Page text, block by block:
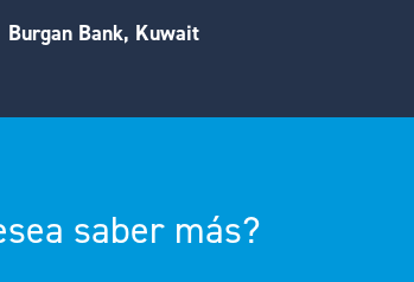
Burgan Bank, Kuwait
saber más?